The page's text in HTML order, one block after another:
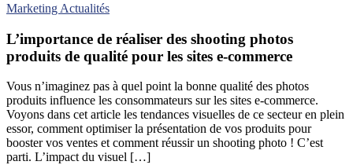
Marketing Actualités
L’importance de réaliser des shooting photos
produits de qualité pour les sites e-commerce
Vous n’imaginez pas à quel point la bonne qualité des photos
produits influence les consommateurs sur les sites e-commerce.
Voyons dans cet article les tendances visuelles de ce secteur en plein
essor, comment optimiser la présentation de vos produits pour
booster vos ventes et comment réussir un shooting photo ! C’est
parti. L’impact du visuel […]